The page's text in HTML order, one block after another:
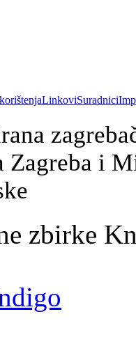
LinkoviSuradnici
Zagreba i
zbirke